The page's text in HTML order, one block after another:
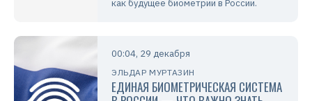
как будущее биометрии в России.
00:04, 29 декабря
ЭЛЬДАР МУРТАЗИН
ЕДИНАЯ БИОМЕТРИЧЕСКАЯ СИСТЕМА